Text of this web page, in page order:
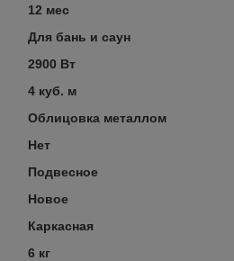
12 мес
Для бань и саун
2900 Вт
4 куб. м
Облицовка металлом
Нет
Подвесное
Новое
Каркасная
6 кг